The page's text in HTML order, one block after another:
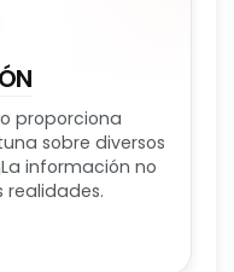
proporciona
sobre diversos
información no
realidades.